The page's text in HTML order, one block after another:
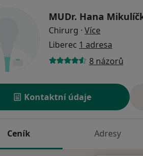
MUDr. Hana
Chirurg · Více
Liberec 1 adresa
8 názorů
Kontaktní údaje
Ceník Adresy